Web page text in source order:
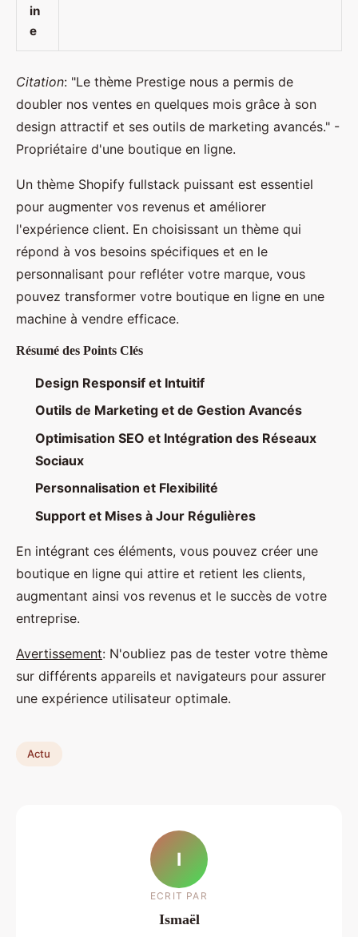
in
e
Citation: "Le thème Prestige nous a permis de
doubler nos ventes en quelques mois grâce à son
design attractif et ses outils de marketing avancés." -
Propriétaire d'une boutique en ligne.
Un thème Shopify fullstack puissant est essentiel
pour augmenter vos revenus et améliorer
l'expérience client. En choisissant un thème qui
répond à vos besoins spécifiques et en le
personnalisant pour refléter votre marque, vous
pouvez transformer votre boutique en ligne en une
machine à vendre efficace.
Résumé des Points Clés
Design Responsif et Intuitif
Outils de Marketing et de Gestion Avancés
Optimisation SEO et Intégration des Réseaux
Sociaux
Personnalisation et Flexibilité
Support et Mises à Jour Régulières
En intégrant ces éléments, vous pouvez créer une
boutique en ligne qui attire et retient les clients,
augmentant ainsi vos revenus et le succès de votre
entreprise.
Avertissement: N'oubliez pas de tester votre thème
sur différents appareils et navigateurs pour assurer
une expérience utilisateur optimale.
Actu
I
ECRIT PAR
Ismaël